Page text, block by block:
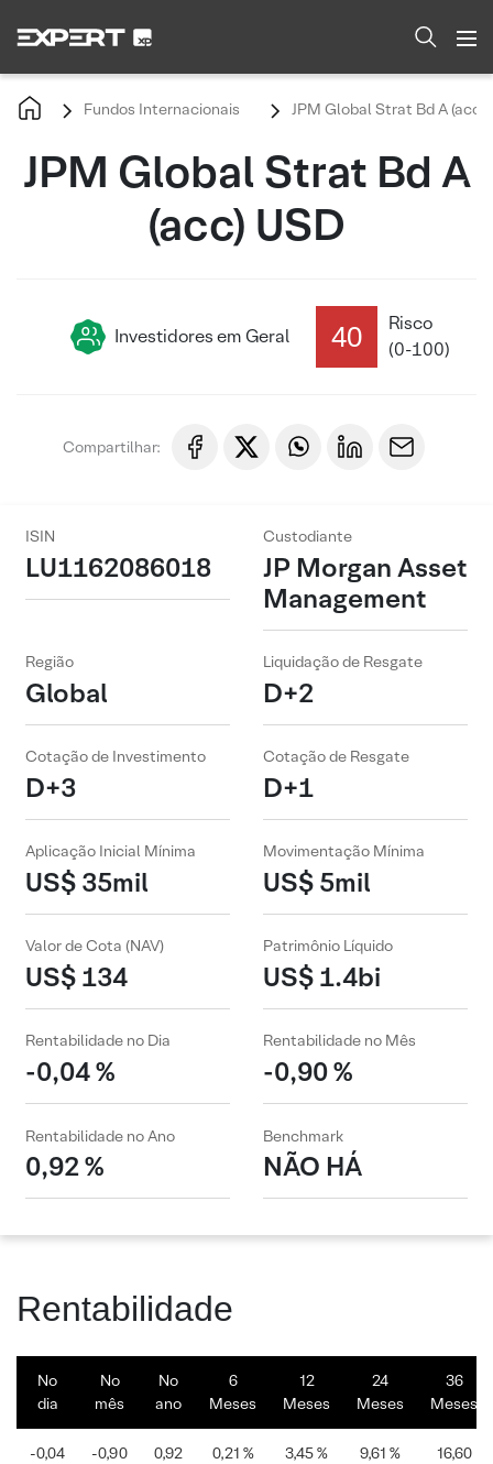
Fundos Internacionais JPM Global Strat Bd A (acc)
JPM Global Strat Bd A
(acc) USD
Investidores em Geral 40
Risco
(0-100)
Compartilhar:
ISIN
LU1162086018
Custodiante
JP Morgan Asset
Management
Região
Global
Liquidação de Resgate
D+2
Cotação de Investimento
D+3
Cotação de Resgate
D+1
Aplicação Inicial Mínima
US$ 35mil
Movimentação Mínima
US$ 5mil
Valor de Cota (NAV)
US$ 134
Patrimônio Líquido
US$ 1.4bi
Rentabilidade no Dia
-0,04 %
Rentabilidade no Mês
-0,90 %
Rentabilidade no Ano
0,92 %
Benchmark
NÃO HÁ
Rentabilidade
No
dia
No
mês
No
ano
6
Meses
12
Meses
24
Meses
36
Meses
-0,04
-0,90
0,92
0,21 % 3,45 % 9,61 %
16,60